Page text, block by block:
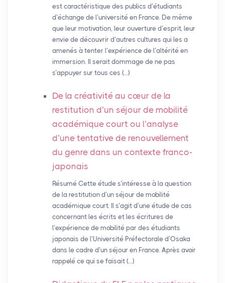
est caractéristique des publics d’étudiants
d’échange de l’université en France. De même
que leur motivation, leur ouverture d’esprit, leur
envie de découvrir d’autres cultures qui les a
amenés à tenter l’expérience de l’altérité en
immersion. Il serait dommage de ne pas
s’appuyer sur tous ces (…)
De la créativité au cœur de la
restitution d’un séjour de mobilité
académique court ou l’analyse
d’une tentative de renouvellement
du genre dans un contexte franco-
japonais
Résumé Cette étude s’intéresse à la question
de la restitution d’un séjour de mobilité
académique court. Il s’agit d’une étude de cas
concernant les écrits et les écritures de
l’expérience de mobilité par des étudiants
japonais de l’Université Préfectorale d’Osaka
dans le cadre d’un séjour en France. Après avoir
rappelé ce qui se faisait (…)